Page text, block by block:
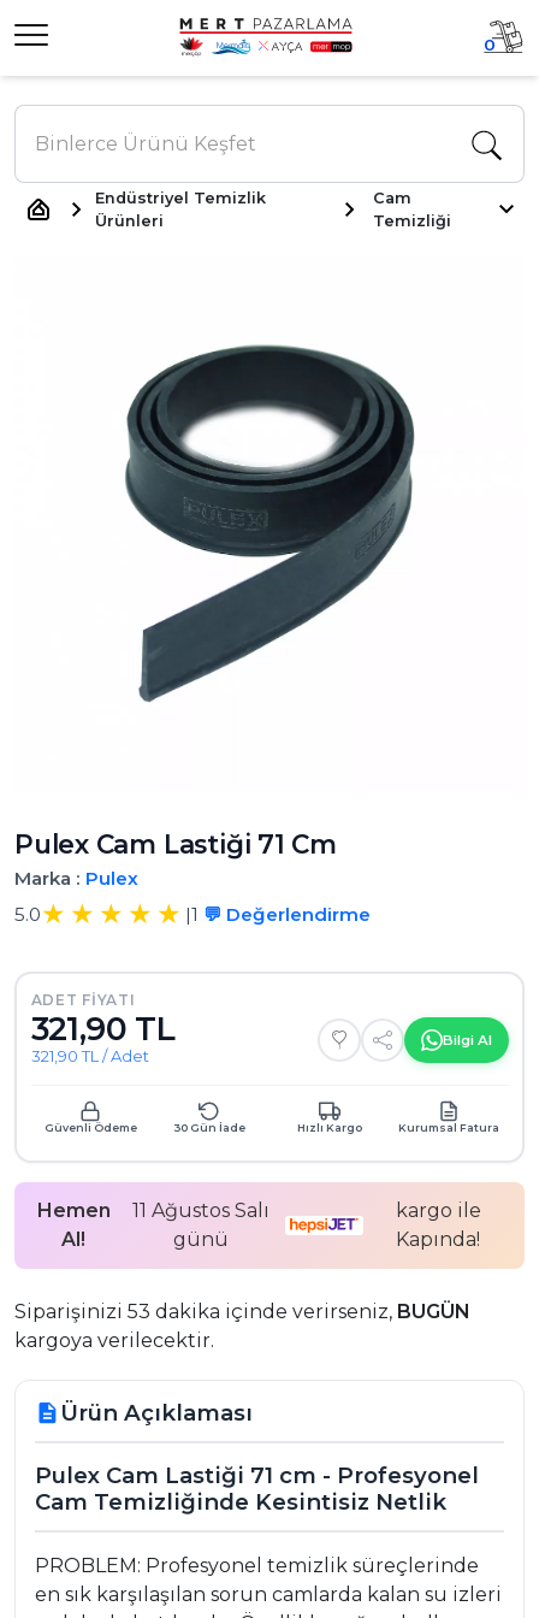
0
Endüstriyel Temizlik
Ürünleri
Cam
Temizliği
Pulex Cam Lastiği 71 Cm
Marka : Pulex
5.0
|1 💬 Değerlendirme
ADET FIYATI
321,90 TL
321,90 TL / Adet
Bilgi Al
Güvenli Ödeme 30 Gün İade Hızlı Kargo Kurumsal Fatura
Hemen
Al!
11 Ağustos Salı
günü
kargo ile
Kapında!
Siparişinizi 53 dakika içinde verirseniz, BUGÜN
kargoya verilecektir.
description Ürün Açıklaması
Pulex Cam Lastiği 71 cm - Profesyonel
Cam Temizliğinde Kesintisiz Netlik
PROBLEM: Profesyonel temizlik süreçlerinde
en sık karşılaşılan sorun camlarda kalan su izleri